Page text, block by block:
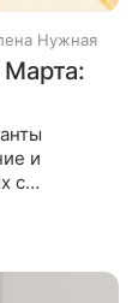
Нужная
и
с
в школе